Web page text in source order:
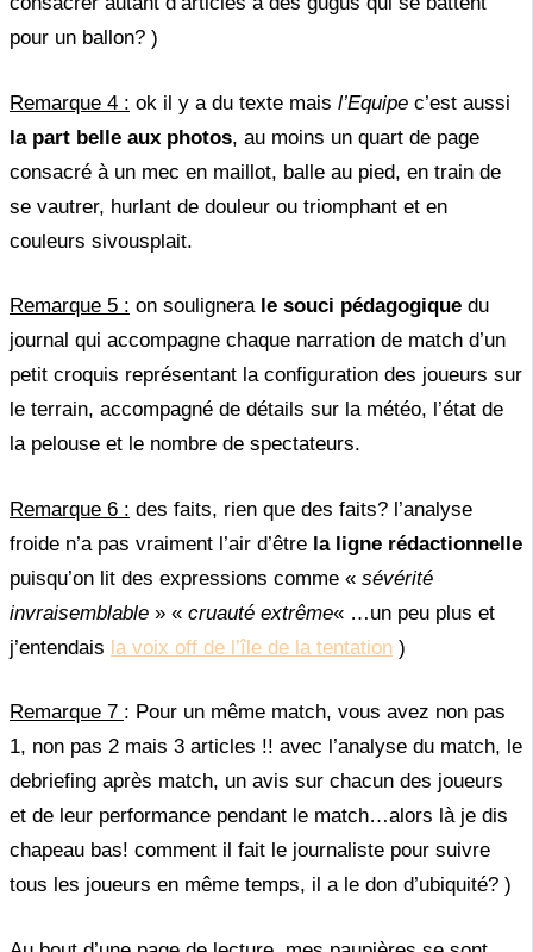
pour un ballon? )
Remarque 4 : ok il y a du texte mais l’Equipe c’est aussi
la part belle aux photos, au moins un quart de page
consacré à un mec en maillot, balle au pied, en train de
se vautrer, hurlant de douleur ou triomphant et en
couleurs sivousplait.
Remarque 5 : on soulignera le souci pédagogique du
journal qui accompagne chaque narration de match d’un
petit croquis représentant la configuration des joueurs sur
le terrain, accompagné de détails sur la météo, l’état de
la pelouse et le nombre de spectateurs.
Remarque 6 : des faits, rien que des faits? l’analyse
froide n’a pas vraiment l’air d’être la ligne rédactionnelle
puisqu’on lit des expressions comme « sévérité
invraisemblable » « cruauté extrême« …un peu plus et
j’entendais la voix off de l’île de la tentation )
Remarque 7 : Pour un même match, vous avez non pas
1, non pas 2 mais 3 articles !! avec l’analyse du match, le
debriefing après match, un avis sur chacun des joueurs
et de leur performance pendant le match…alors là je dis
chapeau bas! comment il fait le journaliste pour suivre
tous les joueurs en même temps, il a le don d’ubiquité? )